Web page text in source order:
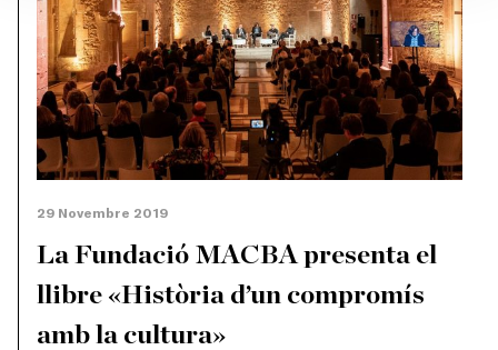
29 Novembre 2019
La Fundació MACBA presenta el
llibre «Història d’un compromís
amb la cultura»